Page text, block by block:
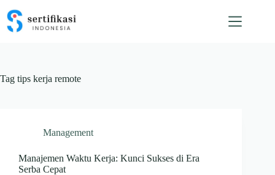
content
Tag tips kerja remote
Management
Manajemen Waktu Kerja: Kunci Sukses di Era
Serba Cepat